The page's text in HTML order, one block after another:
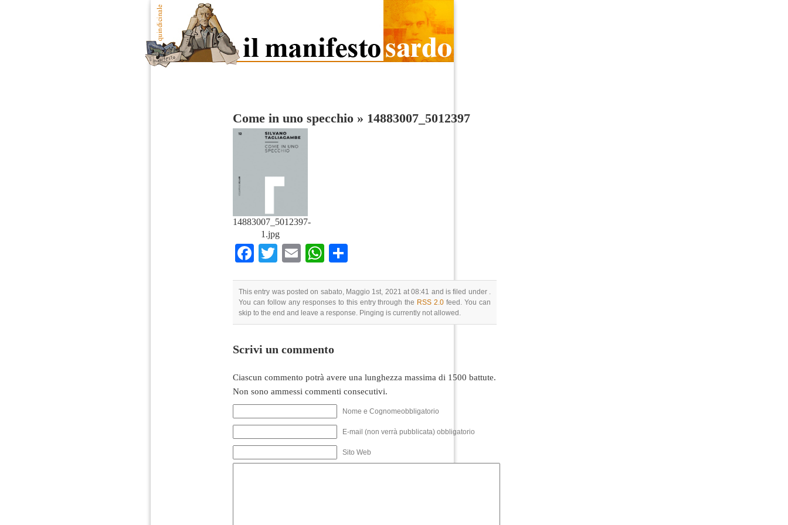
Come in uno specchio » 14883007_5012397
14883007_5012397-
1.jpg
Facebook
TwitterEmailWhatsApp
This entry was posted on sabato, Maggio 1st, 2021 at 08:41 and is filed under .
You can follow any responses to this entry through the RSS 2.0 feed. You can
skip to the end and leave a response. Pinging is currently not allowed.
Scrivi un commento
Ciascun commento potrà avere una lunghezza massima di 1500 battute.
Non sono ammessi commenti consecutivi.
Nome e Cognomeobbligatorio
E-mail (non verrà pubblicata) obbligatorio
Sito Web